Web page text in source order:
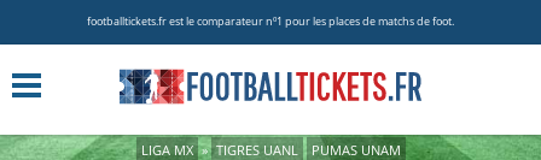
footballtickets.fr est le comparateur nº1 pour les places de matchs de foot.
LIGA MX » TIGRES UANL PUMAS UNAM